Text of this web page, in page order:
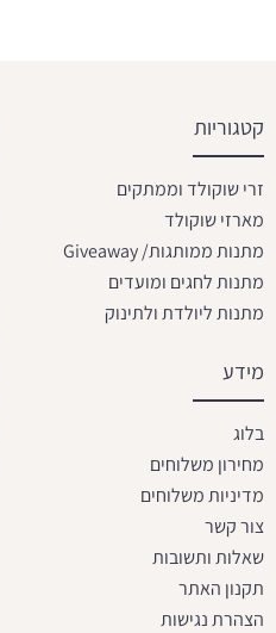
קטגוריות
זרי שוקולד וממתקים
מארזי שוקולד
מתנות ממותגות/ Giveaway
מתנות לחגים ומועדים
מתנות ליולדת ולתינוק
מידע
בלוג
מחירון משלוחים
מדיניות משלוחים
צור קשר
שאלות ותשובות
תקנון האתר
הצהרת נגישות